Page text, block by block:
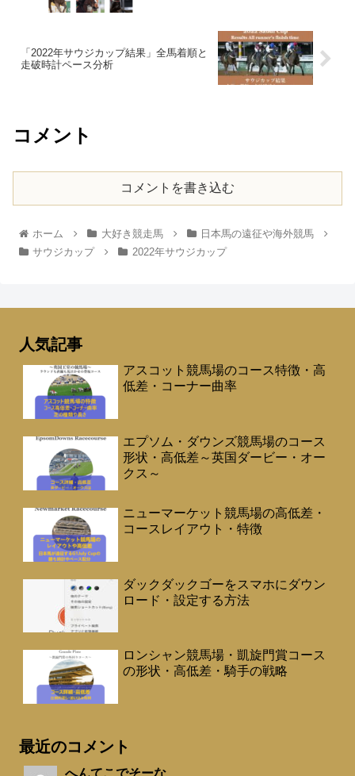
「2022年サウジカップ結果」全馬着順と
走破時計ペース分析
コメント
コメントを書き込む
ホーム 大好き競走馬
日本馬の遠征や海外競馬
サウジカップ
2022年サウジカップ
人気記事
アスコット競馬場のコース特徴・高
低差・コーナー曲率
エプソム・ダウンズ競馬場のコース
形状・高低差～英国ダービー・オー
クス～
ニューマーケット競馬場の高低差・
コースレイアウト・特徴
ダックダックゴーをスマホにダウン
ロード・設定する方法
ロンシャン競馬場・凱旋門賞コース
の形状・高低差・騎手の戦略
最近のコメント
へんてこでそーな